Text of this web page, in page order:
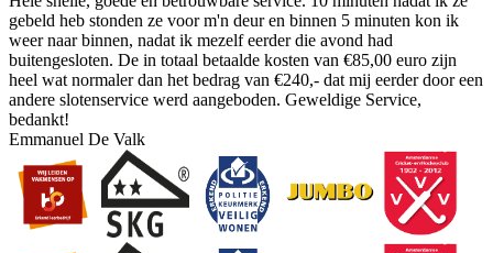
gebeld heb stonden ze voor m'n deur en binnen 5 minuten kon ik
weer naar binnen, nadat ik mezelf eerder die avond had
buitengesloten. De in totaal betaalde kosten van €85,00 euro zijn
heel wat normaler dan het bedrag van €240,- dat mij eerder door een
andere slotenservice werd aangeboden. Geweldige Service,
bedankt!
Emmanuel De Valk